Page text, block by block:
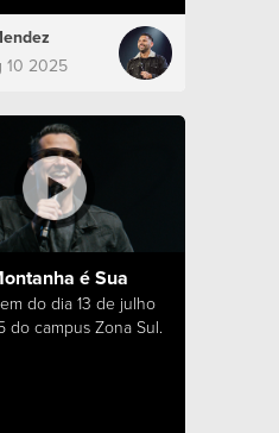
10 2025
é Sua
do dia 13 de julho
do campus Zona Sul.